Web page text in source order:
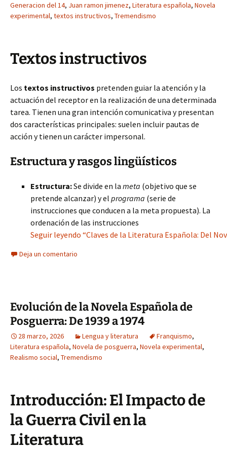
Generacion del 14, Juan ramon jimenez, Literatura española, Novela
experimental, textos instructivos, Tremendismo
Textos instructivos
Los textos instructivos pretenden guiar la atención y la
actuación del receptor en la realización de una determinada
tarea. Tienen una gran intención comunicativa y presentan
dos características principales: suelen incluir pautas de
acción y tienen un carácter impersonal.
Estructura y rasgos lingüísticos
Estructura:Se divide en la meta (objetivo que se
pretende alcanzar) y el programa (serie de
instrucciones que conducen a la meta propuesta). La
ordenación de las instrucciones
Seguir leyendo “Claves de la Literatura Española: Del
Deja un comentario
Evolución de la Novela Española de
Posguerra: De 1939 a 1974
28 marzo, 2026 Lengua y literatura Franquismo,
Literatura española, Novela de posguerra, Novela experimental,
Realismo social, Tremendismo
Introducción: El Impacto de
la Guerra Civil en la
Literatura